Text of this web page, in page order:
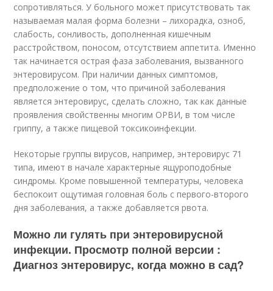
сопротивляться. У больного может присутствовать так
называемая малая форма болезни – лихорадка, озноб,
слабость, сонливость, дополненная кишечным
расстройством, поносом, отсутствием аппетита. Именно
так начинается острая фаза заболевания, вызванного
энтеровирусом. При наличии данных симптомов,
предположение о том, что причиной заболевания
является энтеровирус, сделать сложно, так как данные
проявления свойственны многим ОРВИ, в том числе
гриппу, а также пищевой токсикоинфекции.
Некоторые группы вирусов, например, энтеровирус 71
типа, имеют в начале характерные ящуроподобные
синдромы. Кроме повышенной температуры, человека
беспокоит ощутимая головная боль с первого-второго
дня заболевания, а также добавляется рвота.
Можно ли гулять при энтеровирусной
инфекции. Просмотр полной версии :
Диагноз энтеровирус, когда можно в сад?